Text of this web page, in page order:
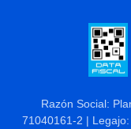
Razón Social:
71040161-2 |